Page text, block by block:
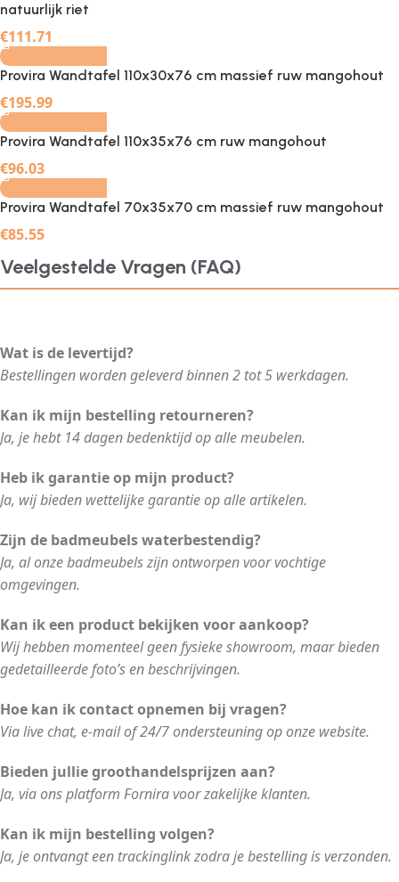
natuurlijk riet
€111.71
-
Provira Wandtafel 110x30x76 cm massief ruw mangohout
€195.99
- +
Provira Wandtafel 110x35x76 cm ruw mangohout
€96.03
- +
Provira Wandtafel 70x35x70 cm massief ruw mangohout
€85.55
Veelgestelde Vragen (FAQ)
Wat is de levertijd?
Bestellingen worden geleverd binnen 2 tot 5 werkdagen.
Kan ik mijn bestelling retourneren?
Ja, je hebt 14 dagen bedenktijd op alle meubelen.
Heb ik garantie op mijn product?
Ja, wij bieden wettelijke garantie op alle artikelen.
Zijn de badmeubels waterbestendig?
Ja, al onze badmeubels zijn ontworpen voor vochtige
omgevingen.
Kan ik een product bekijken voor aankoop?
Wij hebben momenteel geen fysieke showroom, maar bieden
gedetailleerde foto’s en beschrijvingen.
Hoe kan ik contact opnemen bij vragen?
Via live chat, e-mail of 24/7 ondersteuning op onze website.
Bieden jullie groothandelsprijzen aan?
Ja, via ons platform Fornira voor zakelijke klanten.
Kan ik mijn bestelling volgen?
Ja, je ontvangt een trackinglink zodra je bestelling is verzonden.